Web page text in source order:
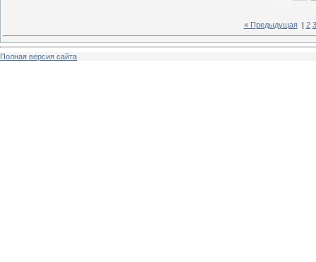
« Предыдущая| 2 3
Полная версия сайта